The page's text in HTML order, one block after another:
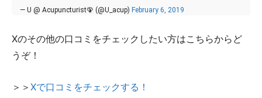
— U @ Acupuncturist🦚 (@U_acup) February 6, 2019
Xのその他の口コミをチェックしたい方はこちらからど
うぞ！
＞＞ Xで口コミをチェックする！